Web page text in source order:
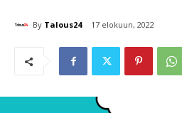
By Talous24 17 elokuun, 2022